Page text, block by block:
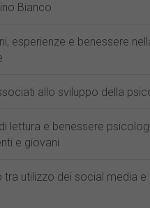
Bianco
esperienze e benessere
allo sviluppo della
lettura e benessere
e giovani
tra utilizzo dei social media e